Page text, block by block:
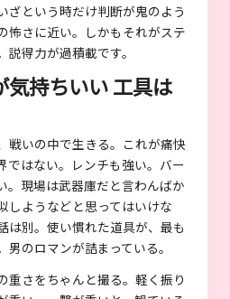
ざという時だけ判断が鬼のよう
怖さに近い。しかもそれがステ
得力が過積載です。
気持ちいい 工具は
戦いの中で生きる。これが痛快
ではない。レンチも強い。バー
。現場は武器庫だと言わんばか
しようなどと思ってはいけな
は別。使い慣れた道具が、最も
のロマンが詰まっている。
重さをちゃんと撮る。軽く振り